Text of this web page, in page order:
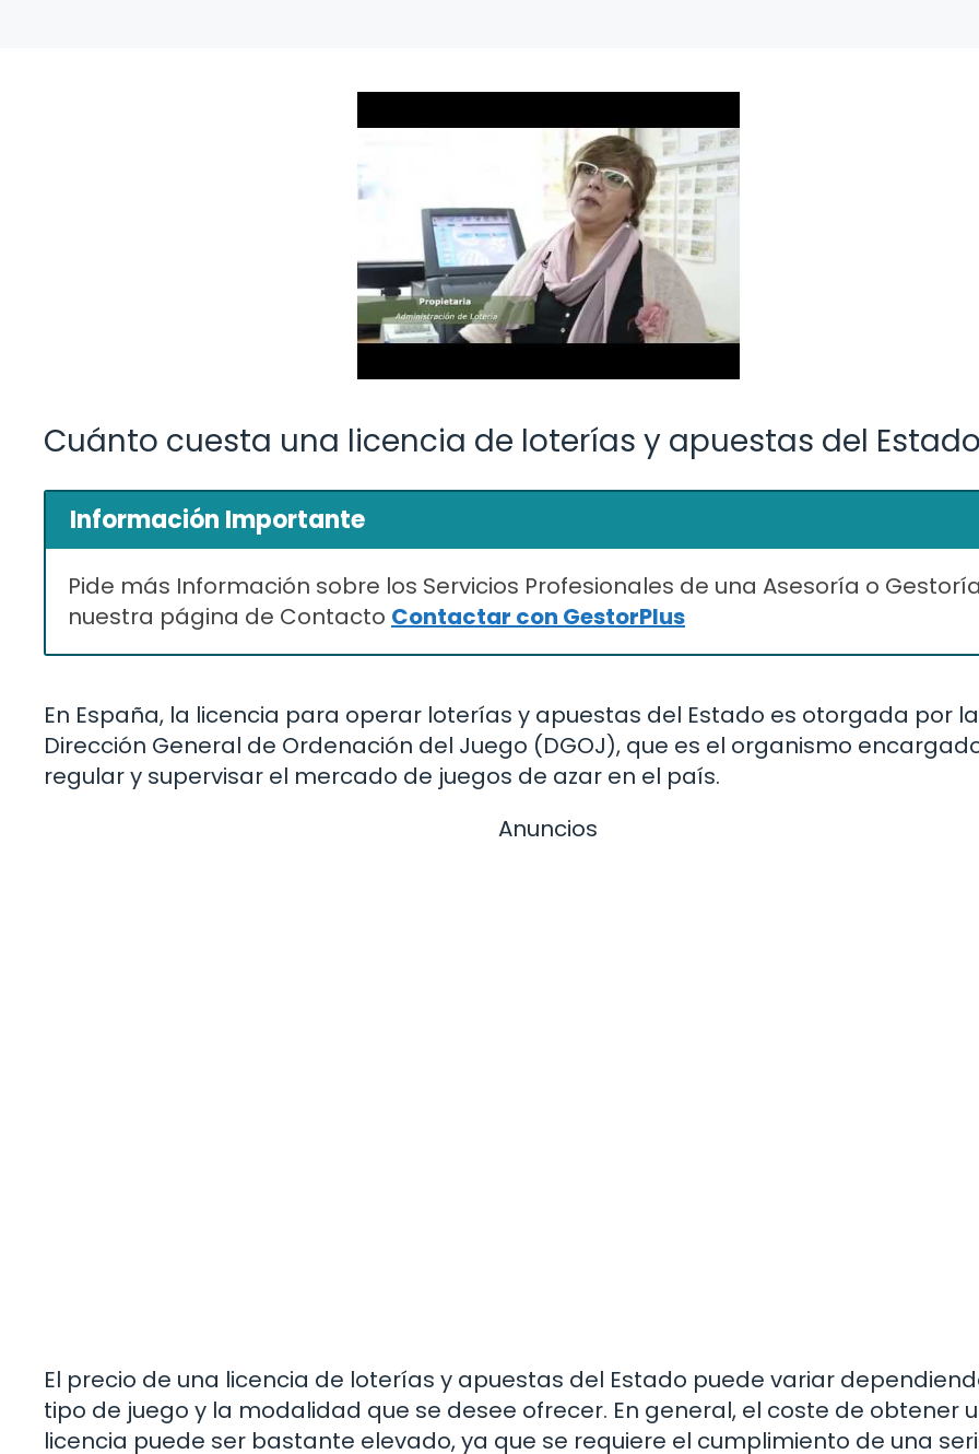
Cuánto cuesta una licencia de loterías y apuestas del
Información Importante
Pide más Información sobre los Servicios Profesionales de una Asesoría o
nuestra página de Contacto Contactar con GestorPlus
En España, la licencia para operar loterías y apuestas del Estado es otorgada por la
Dirección General de Ordenación del Juego (DGOJ), que es el organismo
regular y supervisar el mercado de juegos de azar en el país.
Anuncios
El precio de una licencia de loterías y apuestas del Estado puede variar
tipo de juego y la modalidad que se desee ofrecer. En general, el coste de obtener
licencia puede ser bastante elevado, ya que se requiere el cumplimiento de una